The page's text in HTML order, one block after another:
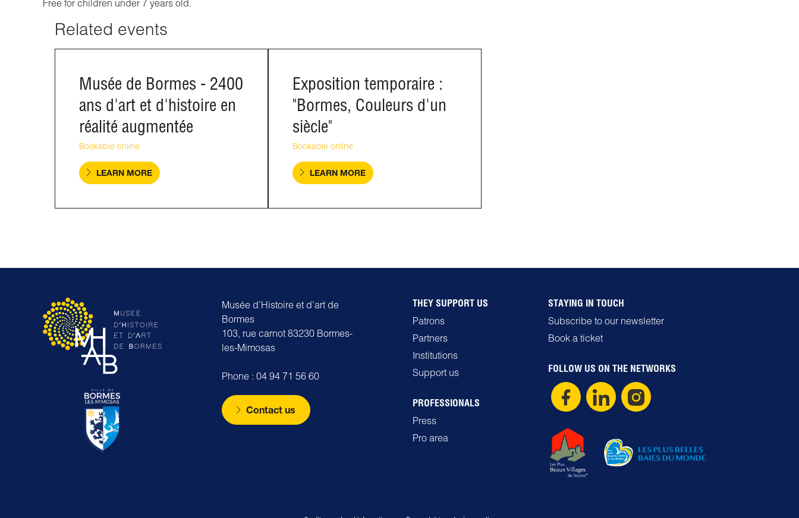
Free for children under 7 years old.
Related events
Musée de Bormes - 2400
ans d'art et d'histoire en
réalité augmentée
Bookable online
LEARN MORE
Exposition temporaire :
"Bormes, Couleurs d'un
siècle"
Bookable online
LEARN MORE
Musée d’Histoire et d’art de
Bormes
103, rue carnot 83230 Bormes-
les-Mimosas
Phone : 04 94 71 56 60
Contact us
THEY SUPPORT US
Patrons
Partners
Institutions
Support us
PROFESSIONALS
Press
Pro area
STAYING IN TOUCH
Subscribe to our newsletter
Book a ticket
FOLLOW US ON THE NETWORKS